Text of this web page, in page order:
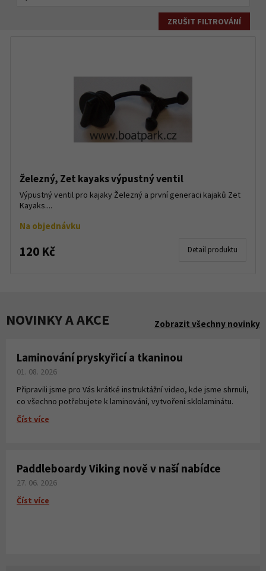
ZRUŠIT FILTROVÁNÍ
Železný, Zet kayaks výpustný ventil
Výpustný ventil pro kajaky Železný a první generaci kajaků Zet
Kayaks....
Na objednávku
120 Kč Detail produktu
NOVINKY A AKCE Zobrazit všechny novinky
Laminování pryskyřicí a tkaninou
01. 08. 2026
Připravili jsme pro Vás krátké instruktážní video, kde jsme shrnuli,
co všechno potřebujete k laminování, vytvoření sklolaminátu.
Číst více
Paddleboardy Viking nově v naší nabídce
27. 06. 2026
Číst více